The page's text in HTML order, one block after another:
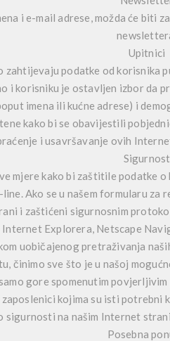
i e-mail adrese, možda će biti
Upitnici
podatke od korisnika
i korisniku je ostavljen izbor da
imena ili kućne adrese) i
kako bi se obavijestili
i usavršavanje ovih
Sigurnost
mjere kako bi zaštitile podatke
Ako se u našem formularu
i zaštićeni sigurnosnim
Explorera, Netscape
uobičajenog pretraživanja
činimo sve što je u našoj
gore spomenutim
zaposlenici kojima su isti potrebni
sigurnosti na našim Internet
Posebna